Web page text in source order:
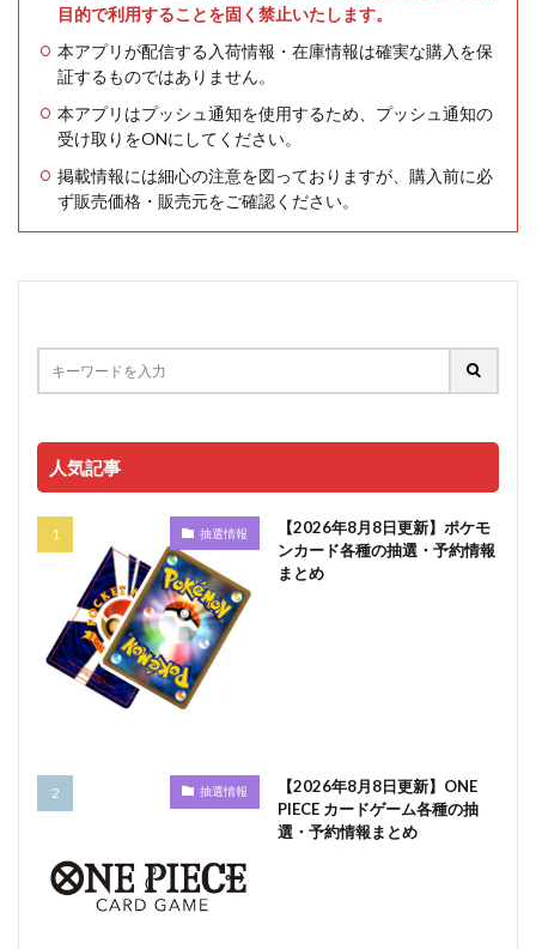
目的で利用することを固く禁止いたします。
本アプリが配信する入荷情報・在庫情報は確実な購入を保
証するものではありません。
本アプリはプッシュ通知を使用するため、プッシュ通知の
受け取りをONにしてください。
掲載情報には細心の注意を図っておりますが、購入前に必
ず販売価格・販売元をご確認ください。
人気記事
抽選情報
【2026年8月8日更新】ポケモ
ンカード各種の抽選・予約情報
まとめ
抽選情報
【2026年8月8日更新】ONE
PIECE カードゲーム各種の抽
選・予約情報まとめ